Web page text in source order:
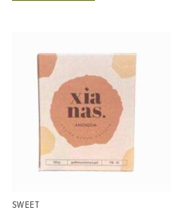
SWEET